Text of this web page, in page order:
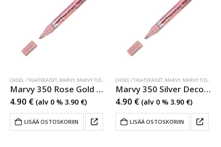
CHISEL / TASATERÄISET MARVY MARVY TUSSIT MARVY TUSSIT
Marvy 350 Rose Gold Decocolor Metallic
4.90 € (alv 0 % 3.90 €)
LISÄÄ OSTOSKORIIN
CHISEL / TASATERÄISET MARVY MARVY TUSSIT
Marvy 350 Silver Decocolor Metallic
4.90 € (alv 0 % 3.90 €)
LISÄÄ OSTOSKORIIN